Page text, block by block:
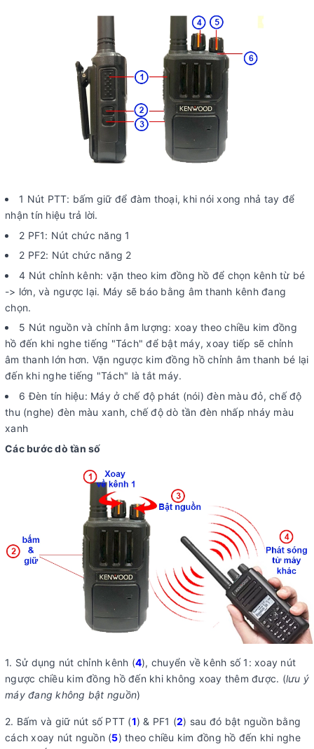
1 Nút PTT: bấm giữ để đàm thoại, khi nói xong nhả tay để
nhận tín hiệu trả lời.
2 PF1: Nút chức năng 1
2 PF2: Nút chức năng 2
4 Nút chỉnh kênh: vặn theo kim đồng hồ để chọn kênh từ bé
-> lớn, và ngược lại. Máy sẽ báo bằng âm thanh kênh đang
chọn.
5 Nút nguồn và chỉnh âm lượng: xoay theo chiều kim đồng
hồ đến khi nghe tiếng "Tách" để bật máy, xoay tiếp sẽ chỉnh
âm thanh lớn hơn. Vặn ngược kim đồng hồ chỉnh âm thanh bé lại
đến khi nghe tiếng "Tách" là tắt máy.
6 Đèn tín hiệu: Máy ở chế độ phát (nói) đèn màu đỏ, chế độ
thu (nghe) đèn màu xanh, chế độ dò tần đèn nhấp nháy màu
xanh
Các bước dò tần số
1. Sử dụng nút chỉnh kênh (4), chuyển về kênh số 1: xoay nút
ngược chiều kim đồng hồ đến khi không xoay thêm được. (lưu ý
máy đang không bật nguồn)
2. Bấm và giữ nút số PTT (1) & PF1 (2) sau đó bật nguồn bằng
cách xoay nút nguồn (5) theo chiều kim đồng hồ đến khi nghe